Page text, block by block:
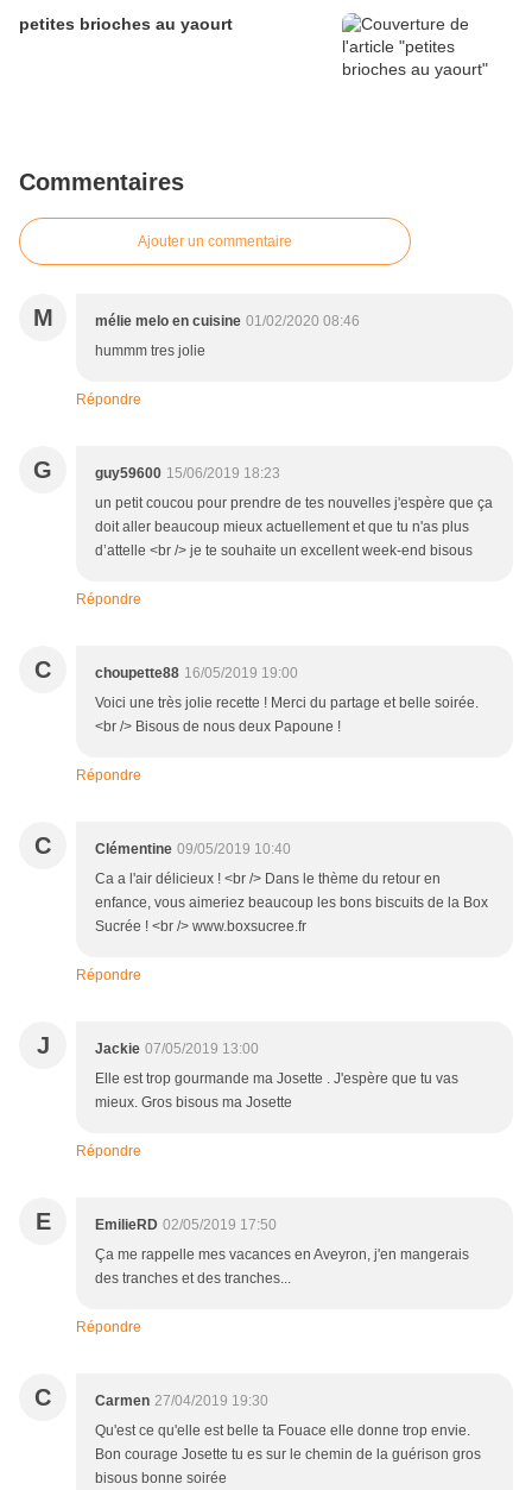
petites brioches au yaourt
Commentaires
Ajouter un commentaire
M mélie melo en cuisine 01/02/2020 08:46
hummm tres jolie
Répondre
G guy59600 15/06/2019 18:23
un petit coucou pour prendre de tes nouvelles j'espère que ça
doit aller beaucoup mieux actuellement et que tu n'as plus
d’attelle <br /> je te souhaite un excellent week-end bisous
Répondre
C choupette88 16/05/2019 19:00
Voici une très jolie recette ! Merci du partage et belle soirée.
<br /> Bisous de nous deux Papoune !
Répondre
C Clémentine 09/05/2019 10:40
Ca a l'air délicieux ! <br /> Dans le thème du retour en
enfance, vous aimeriez beaucoup les bons biscuits de la Box
Sucrée ! <br /> www.boxsucree.fr
Répondre
J Jackie 07/05/2019 13:00
Elle est trop gourmande ma Josette . J'espère que tu vas
mieux. Gros bisous ma Josette
Répondre
E EmilieRD 02/05/2019 17:50
Ça me rappelle mes vacances en Aveyron, j'en mangerais
des tranches et des tranches...
Répondre
C Carmen 27/04/2019 19:30
Qu'est ce qu'elle est belle ta Fouace elle donne trop envie.
Bon courage Josette tu es sur le chemin de la guérison gros
bisous bonne soirée